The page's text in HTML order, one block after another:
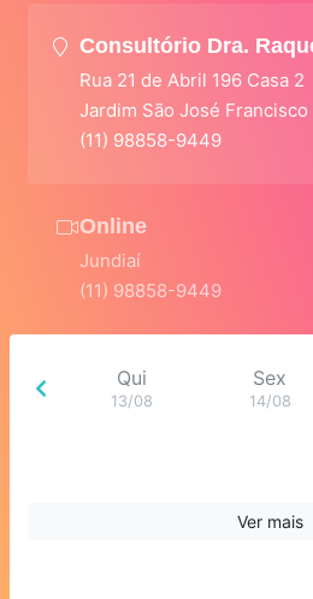
Consultório Dra.
Rua 21 de Abril 196 Casa 2
Jardim São José
(11) 98858-9449
Online
Jundiaí
(11) 98858-9449
Qui
13/08
Sex
14/08
Ver mais